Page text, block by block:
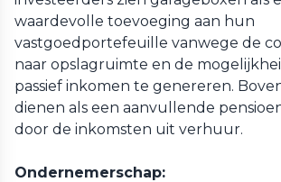
waardevolle toevoeging aan hun
vastgoedportefeuille vanwege de
naar opslagruimte en de
passief inkomen te genereren.
dienen als een aanvullende
door de inkomsten uit verhuur.
Ondernemerschap: